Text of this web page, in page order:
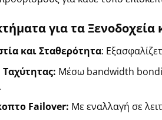
για τα
και Σταθερότητα:
Μέσω bandwidth
Failover: Με εναλλαγή σε